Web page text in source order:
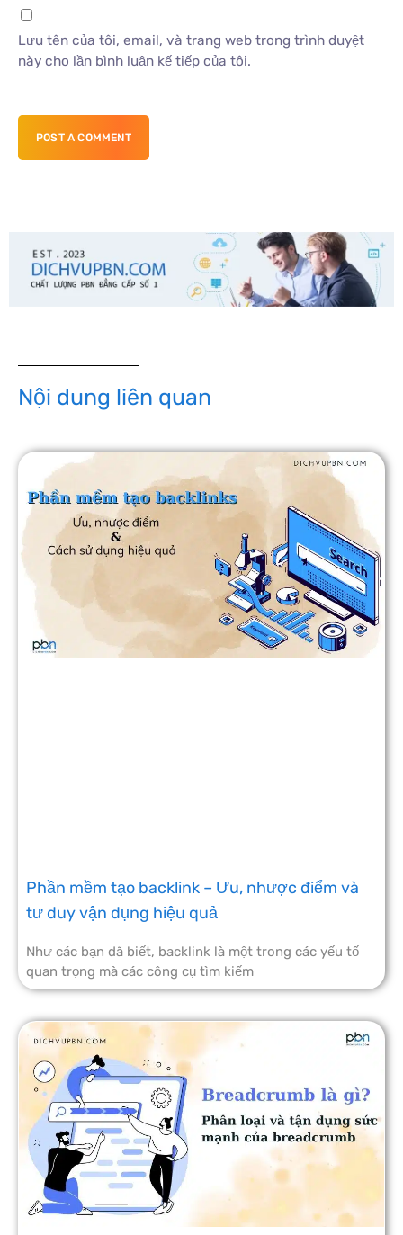
Lưu tên của tôi, email, và trang web trong trình duyệt
này cho lần bình luận kế tiếp của tôi.
POST A COMMENT
Nội dung liên quan
Phần mềm tạo backlink – Ưu, nhược điểm và
tư duy vận dụng hiệu quả
Như các bạn dã biết, backlink là một trong các yếu tố
quan trọng mà các công cụ tìm kiếm